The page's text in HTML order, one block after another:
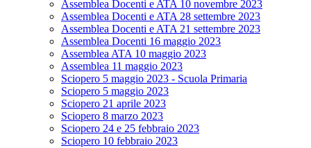
Assemblea Docenti e ATA 10 novembre 2023
Assemblea Docenti e ATA 28 settembre 2023
Assemblea Docenti e ATA 21 settembre 2023
Assemblea Docenti 16 maggio 2023
Assemblea ATA 10 maggio 2023
Assemblea 11 maggio 2023
Sciopero 5 maggio 2023 - Scuola Primaria
Sciopero 5 maggio 2023
Sciopero 21 aprile 2023
Sciopero 8 marzo 2023
Sciopero 24 e 25 febbraio 2023
Sciopero 10 febbraio 2023